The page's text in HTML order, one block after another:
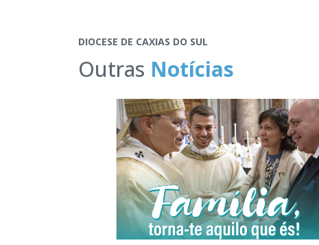
DIOCESE DE CAXIAS DO SUL
Outras Notícias